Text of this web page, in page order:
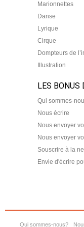
Marionnettes
Danse
Lyrique
Cirque
Dompteurs de
Illustration
LES BONUS
Qui sommes-
Nous écrire
Nous envoyer
Nous envoyer
Souscrire à la
Envie d'écrire
Qui sommes-nous?